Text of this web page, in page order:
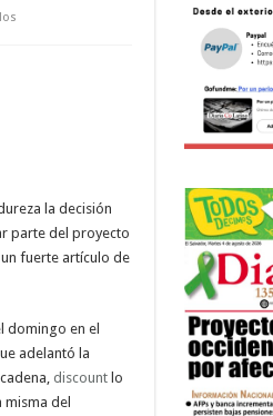
en
la decisión
parte del proyecto
fuerte artículo de
domingo en el
adelantó la
discountlo
misma del